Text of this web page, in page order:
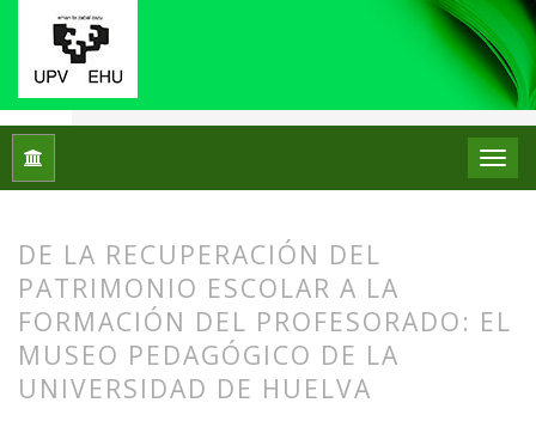
Inicio Centros de Patrimonio
DE LA RECUPERACIÓN DEL
PATRIMONIO ESCOLAR A LA
FORMACIÓN DEL PROFESORADO: EL
MUSEO PEDAGÓGICO DE LA
UNIVERSIDAD DE HUELVA